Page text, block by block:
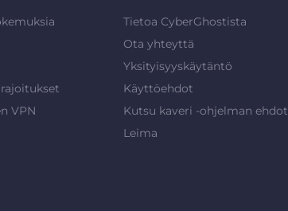
VPN
Tietoa CyberGhostista
Ota yhteyttä
Yksityisyyskäytäntö
Käyttöehdot
Kutsu kaveri -ohjelman ehdot
Leima